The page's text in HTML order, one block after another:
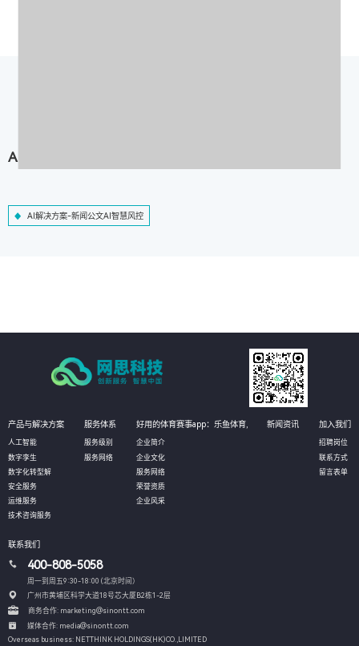
AI解决方案-新闻公文AI智慧风控
AI解决方案-新闻公文AI智慧风控
产品与解决方案
人工智能
数字孪生
数字化转型解
安全服务
运维服务
技术咨询服务
服务体系
服务级别
服务网络
好用的体育赛事app：乐鱼体育,
企业简介
企业文化
服务网络
荣誉资质
企业风采
新闻资讯 加入我们
招聘岗位
联系方式
留言表单
联系我们
400-808-5058
周一到周五9:30-18:00 (北京时间）
广州市黄埔区科学大道18号芯大厦B2栋1-2层
商务合作: marketing@sinontt.com
媒体合作: media@sinontt.com
Overseas business: NETTHINK HOLDINGS(HK)CO.,LIMITED